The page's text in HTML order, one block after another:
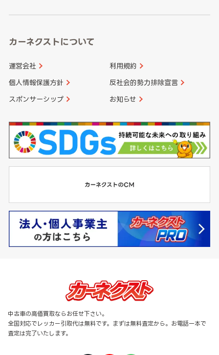
カーネクストについて
運営会社 利用規約
個人情報保護方針 反社会的勢力排除宣言
スポンサーシップ お知らせ
中古車の高価買取ならお任せ下さい。
全国対応でレッカー引取代は無料です。まずは無料査定から。お電話一本で
査定は完了いたします。